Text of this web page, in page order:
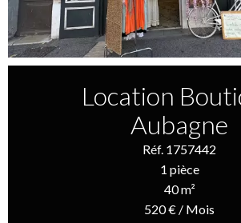
Location
Aubagne
Réf. 1757442
1 pièce
40 m²
520 € / Mois